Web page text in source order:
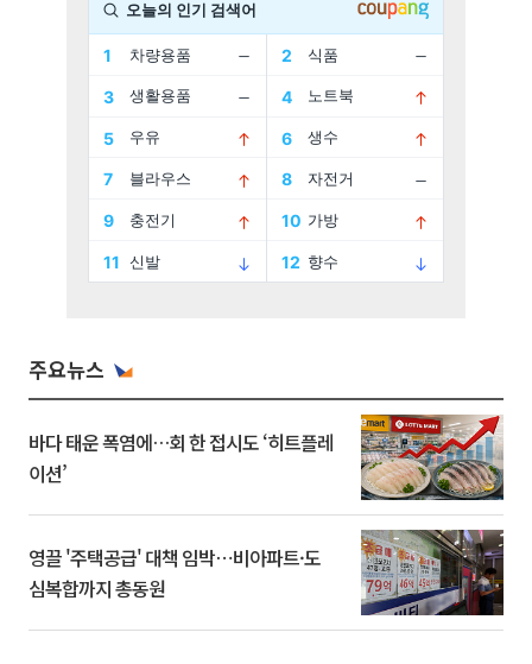
주요뉴스
바다 태운 폭염에…회 한 접시도 ‘히트플레
이션’
영끌 '주택공급' 대책 임박⋯비아파트·도
심복합까지 총동원